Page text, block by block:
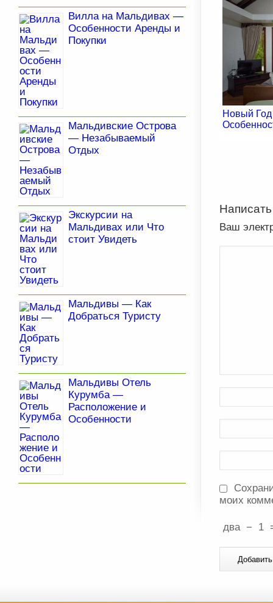
Новый
Написать
Ваш
моих
два − 1
Вилла на Мальдивах —
Особенности Аренды и
Покупки
Мальдивские Острова
— Незабываемый
Отдых
Экскурсии на
Мальдивах или Что
стоит Увидеть
Мальдивы — Как
Добраться Туристу
Мальдивы Отель
Курумба —
Расположение и
Особенности